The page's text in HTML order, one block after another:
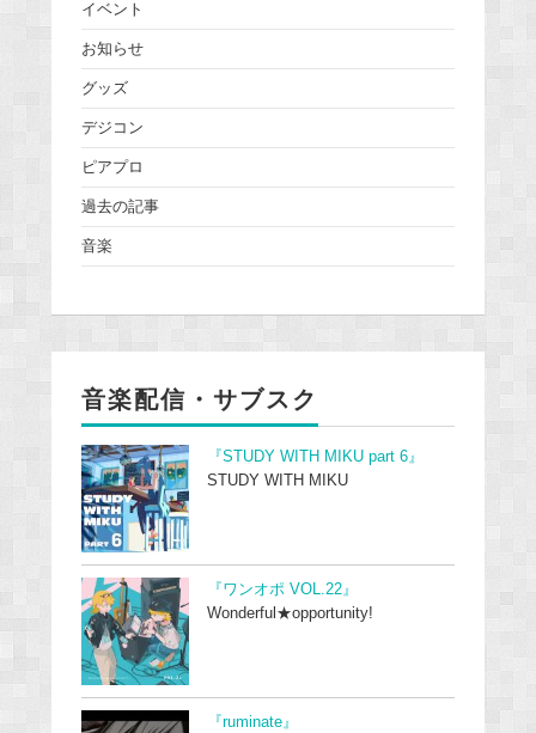
イベント
お知らせ
グッズ
デジコン
ピアプロ
過去の記事
音楽
音楽配信・サブスク
『STUDY WITH MIKU part 6』
STUDY WITH MIKU
『ワンオポ VOL.22』
Wonderful★opportunity!
『ruminate』